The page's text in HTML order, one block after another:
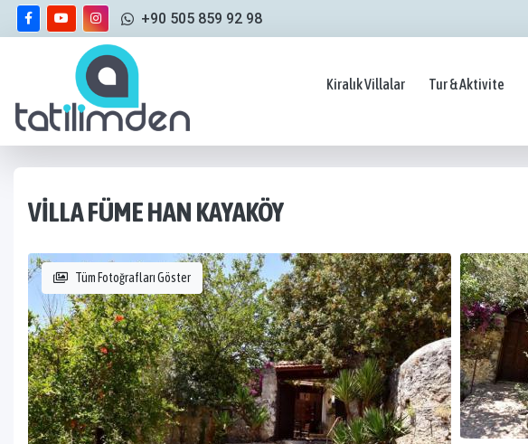
+90 505 859 92 98
Kiralık Villalar Tur & Aktivite
VILLA FÜME HAN KAYAKÖY
Tüm Fotoğrafları Göster